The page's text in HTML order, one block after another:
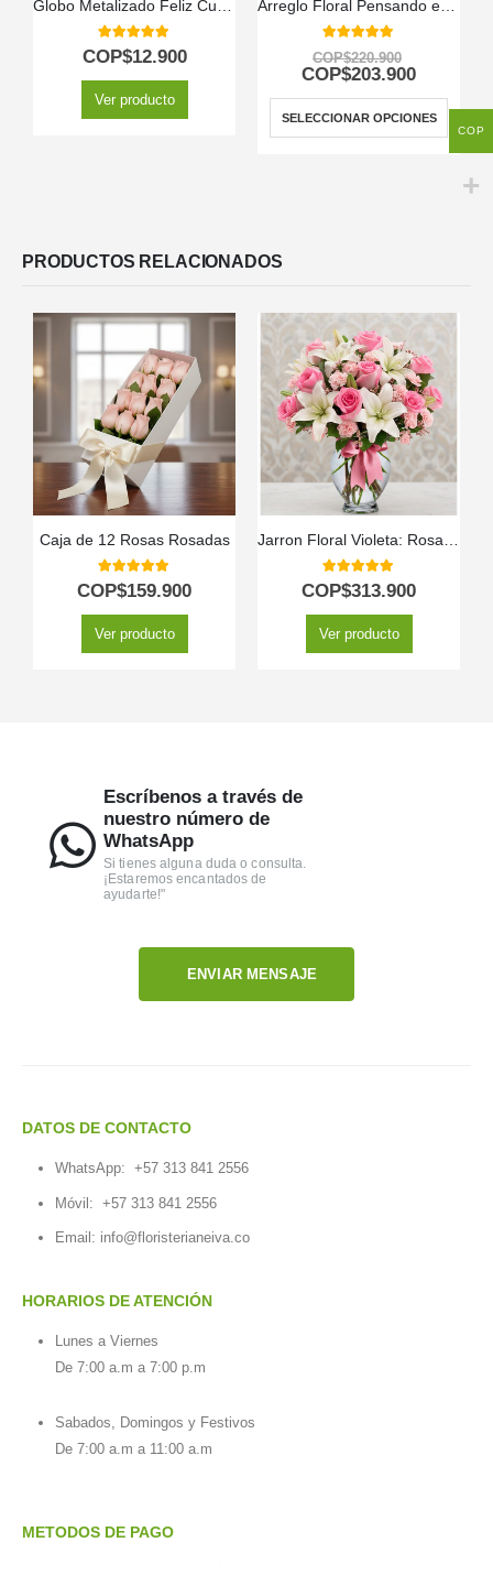
5.00out of 5
COP$12.900
Ver producto
5.00
COP$220.900
COP$203.900
SELECCIONAR OPCIONES
PRODUCTOS RELACIONADOS
Caja de 12 Rosas Rosadas
5.00out of 5
COP$159.900
Ver producto
Jarron Floral Violeta: Rosas Rosadas y Lirios Frescos en Cristal ✨
5.00out of 5
COP$313.900
Ver producto
Escríbenos a través de
nuestro número de
WhatsApp
Si tienes alguna duda o consulta.
¡Estaremos encantados de
ayudarte!"
ENVIAR MENSAJE
DATOS DE CONTACTO
WhatsApp: +57 313 841 2556
Móvil: +57 313 841 2556
Email: info@floristerianeiva.co
HORARIOS DE ATENCIÓN
Lunes a Viernes
De 7:00 a.m a 7:00 p.m
Sabados, Domingos y Festivos
De 7:00 a.m a 11:00 a.m
METODOS DE PAGO
COP